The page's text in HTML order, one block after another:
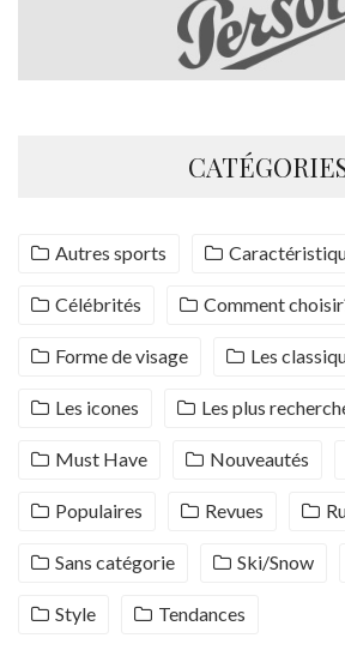
Autres sports
Célébrités Comment
Forme de visage Les
Les icones Les plus
Must Have Nouveautés
Populaires Revues
Sans catégorie Ski/Snow
Style Tendances